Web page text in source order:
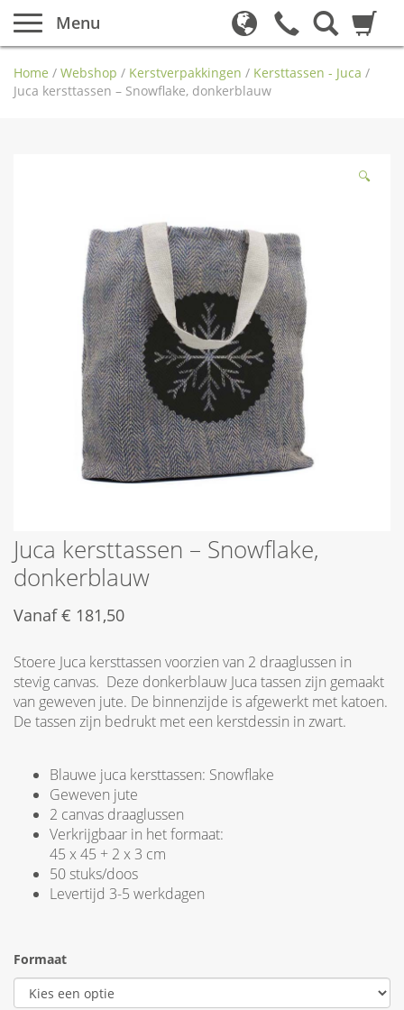
Menu
Home / Webshop / Kerstverpakkingen / Kersttassen - Juca /
Juca kersttassen – Snowflake, donkerblauw
🔍
Juca kersttassen – Snowflake,
donkerblauw
Vanaf€ 181,50
Stoere Juca kersttassen voorzien van 2 draaglussen in
stevig canvas. Deze donkerblauw Juca tassen zijn gemaakt
van geweven jute. De binnenzijde is afgewerkt met katoen.
De tassen zijn bedrukt met een kerstdessin in zwart.
Blauwe juca kersttassen: Snowflake
Geweven jute
2 canvas draaglussen
Verkrijgbaar in het formaat:
45 x 45 + 2 x 3 cm
50 stuks/doos
Levertijd 3-5 werkdagen
Formaat